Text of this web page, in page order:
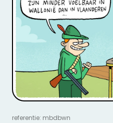
referentie: mbdbwn